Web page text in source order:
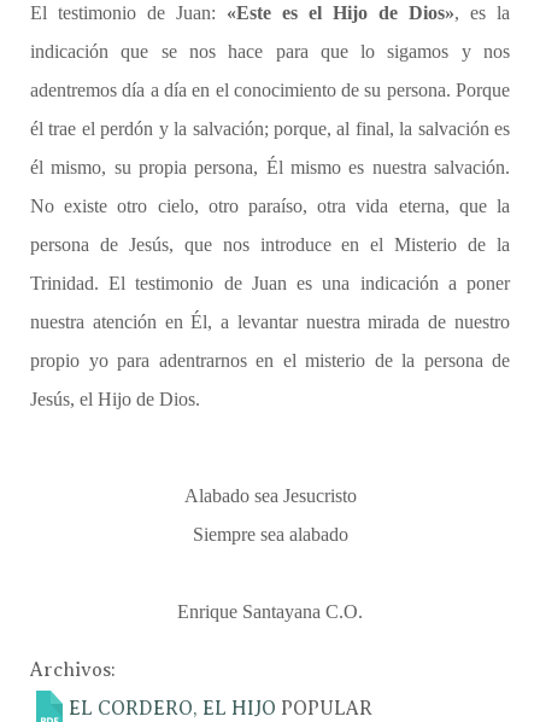
El testimonio de Juan: «Este es el Hijo de Dios», es la
indicación que se nos hace para que lo sigamos y nos
adentremos día a día en el conocimiento de su persona. Porque
él trae el perdón y la salvación; porque, al final, la salvación es
él mismo, su propia persona, Él mismo es nuestra salvación.
No existe otro cielo, otro paraíso, otra vida eterna, que la
persona de Jesús, que nos introduce en el Misterio de la
Trinidad. El testimonio de Juan es una indicación a poner
nuestra atención en Él, a levantar nuestra mirada de nuestro
propio yo para adentrarnos en el misterio de la persona de
Jesús, el Hijo de Dios.
Alabado sea Jesucristo
Siempre sea alabado
Enrique Santayana C.O.
Archivos:
EL CORDERO, EL HIJO POPULAR